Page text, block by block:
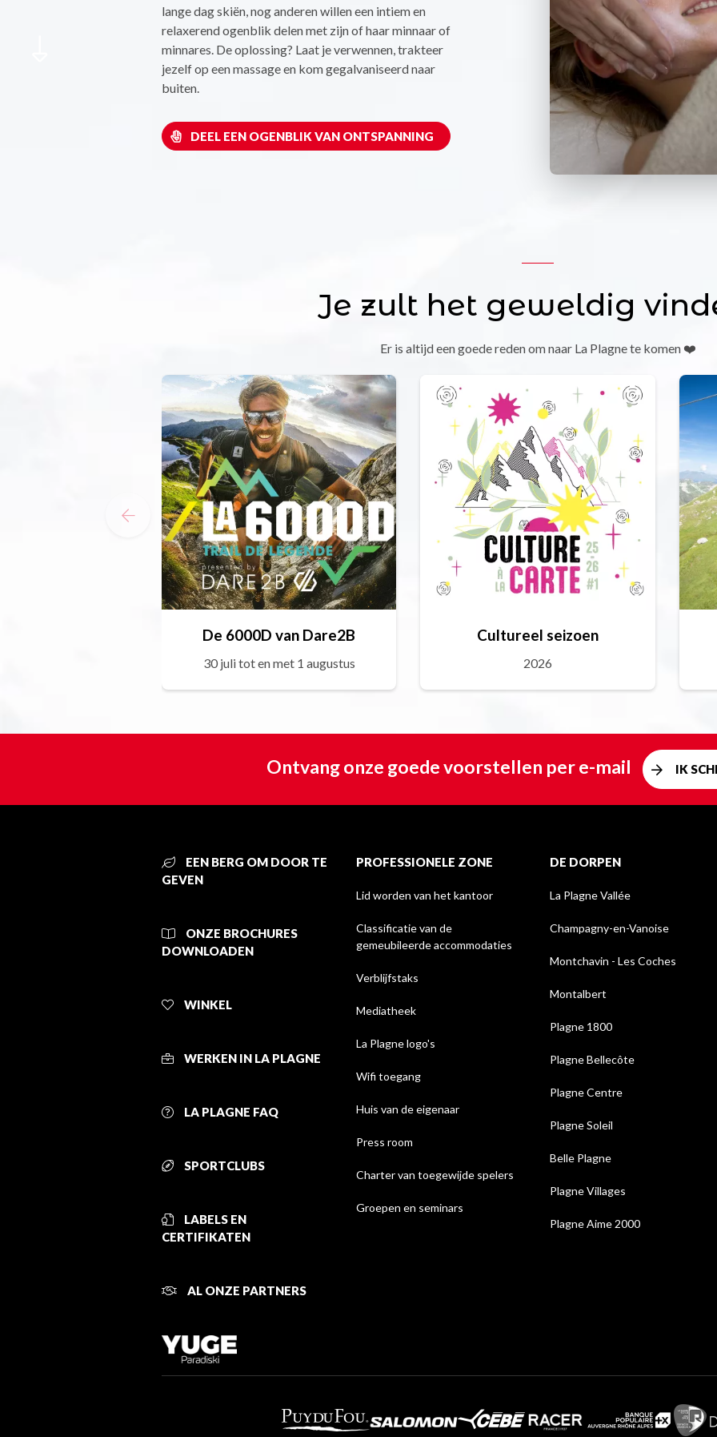
lange dag skiën, nog anderen willen een intiem en
relaxerend ogenblik delen met zijn of haar minnaar of
minnares. De oplossing? Laat je verwennen, trakteer
jezelf op een massage en kom gegalvaniseerd naar
buiten.
DEEL EEN OGENBLIK VAN ONTSPANNING
Je zult het geweldig
Er is altijd een goede reden om naar La Plagne te komen ❤️
De 6000D van Dare2B
30 juli tot en met 1 augustus
Cultureel seizoen
2026
Ontvang onze goede voorstellen per e-mail IK
EEN BERG OM DOOR TE
GEVEN
ONZE BROCHURES
DOWNLOADEN
WINKEL
WERKEN IN LA PLAGNE
LA PLAGNE FAQ
SPORTCLUBS
LABELS EN
CERTIFIKATEN
AL ONZE PARTNERS
PROFESSIONELE ZONE
Lid worden van het kantoor
Classificatie van de
gemeubileerde accommodaties
Verblijfstaks
Mediatheek
La Plagne logo's
Wifi toegang
Huis van de eigenaar
Press room
Charter van toegewijde spelers
Groepen en seminars
DE DORPEN
La Plagne Vallée
Champagny-en-Vanoise
Montchavin - Les Coches
Montalbert
Plagne 1800
Plagne Bellecôte
Plagne Centre
Plagne Soleil
Belle Plagne
Plagne Villages
Plagne Aime 2000